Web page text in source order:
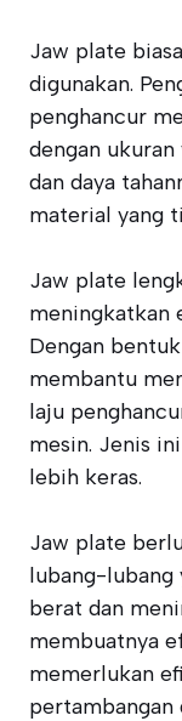
Jaw plate
digunakan.
penghancur
dengan
dan daya
material yang
Jaw plate
meningkatkan
Dengan
membantu
laju
mesin. Jenis
lebih keras.
Jaw plate
lubang-lubang
berat dan
membuatnya
memerlukan
pertambangan